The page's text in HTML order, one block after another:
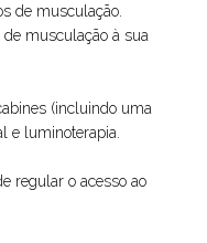
de musculação.
de musculação à sua
(incluindo uma
e luminoterapia.
regular o acesso ao